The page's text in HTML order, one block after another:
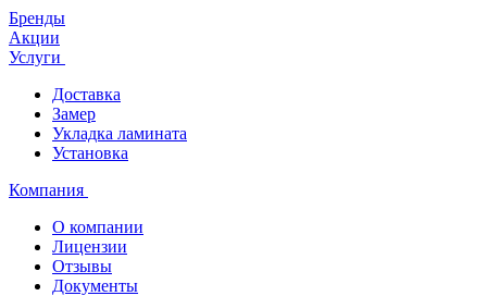
Бренды
Акции
Услуги
Доставка
Замер
Укладка ламината
Установка
Компания
О компании
Лицензии
Отзывы
Документы